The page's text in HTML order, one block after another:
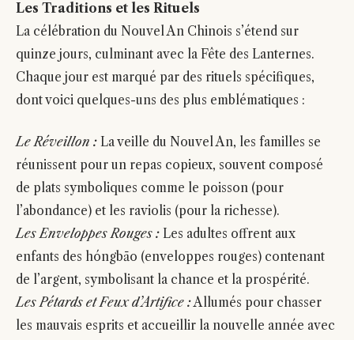
Les Traditions et les Rituels
La célébration du Nouvel An Chinois s’étend sur
quinze jours, culminant avec la Fête des Lanternes.
Chaque jour est marqué par des rituels spécifiques,
dont voici quelques-uns des plus emblématiques :
Le Réveillon : La veille du Nouvel An, les familles se
réunissent pour un repas copieux, souvent composé
de plats symboliques comme le poisson (pour
l’abondance) et les raviolis (pour la richesse).
Les Enveloppes Rouges : Les adultes offrent aux
enfants des hóngbāo (enveloppes rouges) contenant
de l’argent, symbolisant la chance et la prospérité.
Les Pétards et Feux d’Artifice :Allumés pour chasser
les mauvais esprits et accueillir la nouvelle année avec